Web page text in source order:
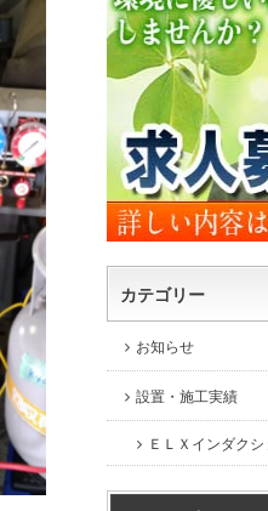
カテゴリー
お知らせ
設置・施工実績
ＥＬＸインダク